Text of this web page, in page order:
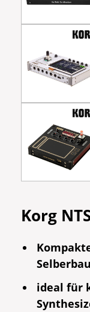
Korg
ideal für